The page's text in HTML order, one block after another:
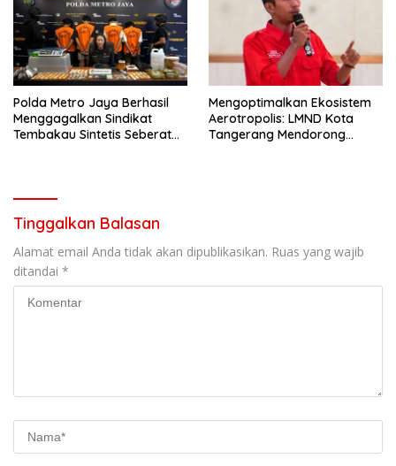
Polda Metro Jaya Berhasil
Menggagalkan Sindikat
Tembakau Sintetis Seberat
Mengoptimalkan Ekosistem
Aerotropolis: LMND Kota
Tangerang Mendorong
Tinggalkan Balasan
Alamat email Anda tidak akan dipublikasikan. Ruas yang wajib
ditandai *